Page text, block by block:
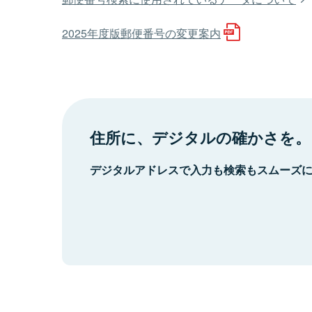
2025年度版郵便番号の変更案内
住所に、デジタルの確かさを。
デジタルアドレスで入力も検索もスムーズ